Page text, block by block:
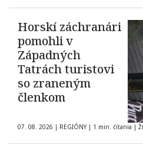
Horskí záchranári
pomohli v
Západných
Tatrách turistovi
so zraneným
členkom
07. 08. 2026 | REGIÓNY | 1 min. čítania |